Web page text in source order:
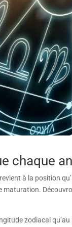
chaque
à la position
maturation.
zodiacal